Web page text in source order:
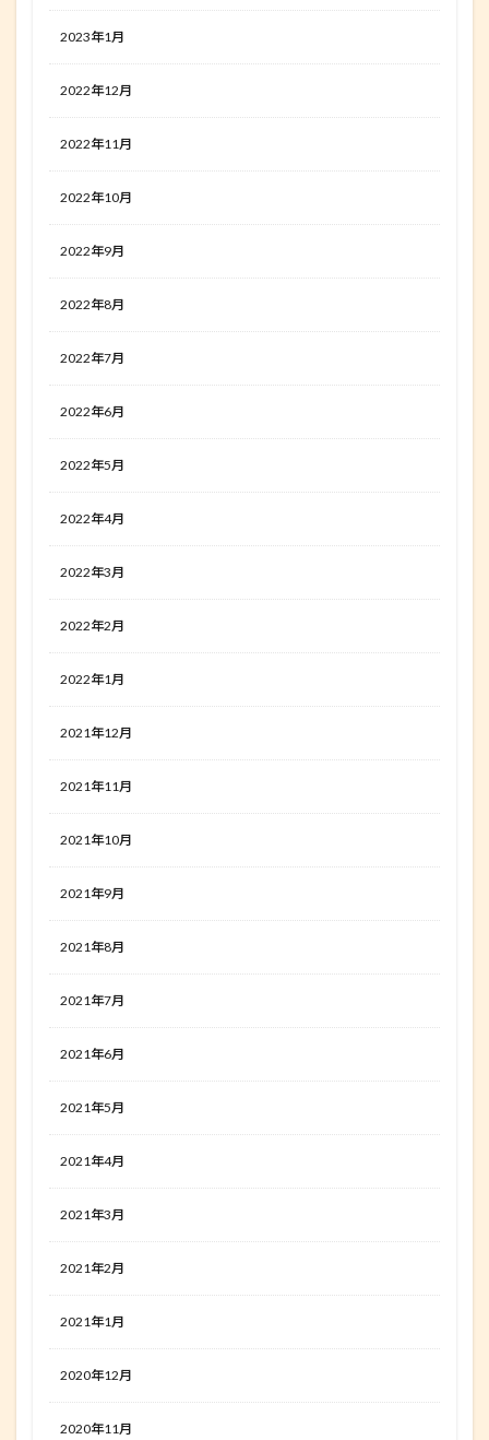
2023年1月
2022年12月
2022年11月
2022年10月
2022年9月
2022年8月
2022年7月
2022年6月
2022年5月
2022年4月
2022年3月
2022年2月
2022年1月
2021年12月
2021年11月
2021年10月
2021年9月
2021年8月
2021年7月
2021年6月
2021年5月
2021年4月
2021年3月
2021年2月
2021年1月
2020年12月
2020年11月